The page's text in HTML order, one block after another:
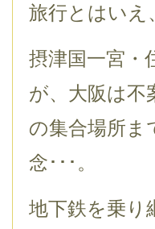
旅行とはいえ
摂津国一宮・
が、大阪は不
の集合場所
念･･･。
地下鉄を乗り